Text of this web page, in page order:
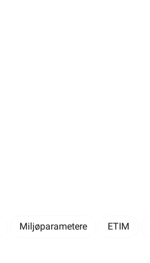
Miljøparametere ETIM